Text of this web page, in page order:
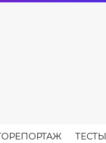
ТЕСТЫ